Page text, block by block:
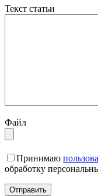
Текст статьи
Файл
Принимаю
обработку